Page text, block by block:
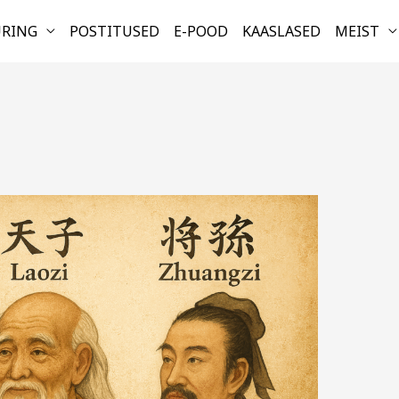
POSTITUSED E-POOD KAASLASED MEIST